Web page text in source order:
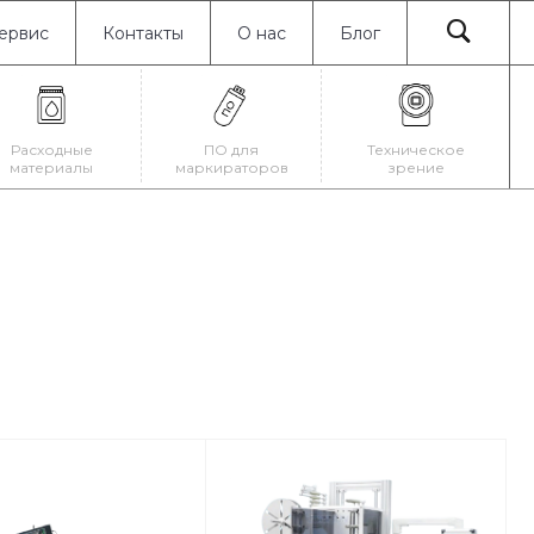
Контакты О нас Блог
Расходные
материалы
ПО для
маркираторов
Техническое
зрение